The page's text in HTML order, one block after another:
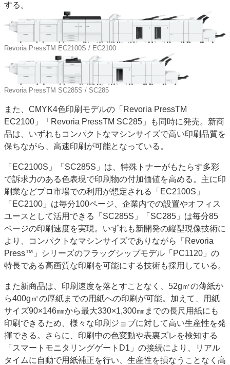
特集・デジタル印刷 ～ 新成長軌道を描く
案内
発刊案内
JFPI印刷用語集 印刷機材年鑑
運営
購読・購入申し込み
サイトポリシー
お問い合わせ
する。
Revoria PressTM EC2100S / EC2100
Revoria PressTM SC285S / SC285
また、CMYK4色印刷モデルの「Revoria PressTM
EC2100」「Revoria PressTM SC285」も同時に発売。新商
品は、いずれもコンパクトなマシンサイズで高い印刷品質を
保ちながら、高速印刷が可能となっている。
「EC2100S」「SC285S」は、特殊トナーがもたらす多彩
で訴求力のある色表現で印刷物の付加価値を高める。主に印
刷業などプロ市場での利用が想定される「EC2100S」
「EC2100」は毎分100ページ、企業内での設置やオフィス
ユースとして活用できる「SC285S」「SC285」は毎分85
ページの印刷速度を実現。いずれも新開発の縦型現像技術に
より、コンパクトなマシンサイズでありながら「Revoria
Press™」シリーズのフラッグシップモデル「PC1120」の
特長である高画質な印刷を可能にする技術も採用している。
また新商品は、印刷速度を落とすことなく、52g㎡の薄紙か
ら400g㎡の厚紙までの用紙への印刷が可能。加えて、用紙
サイズ90×146㎜から最大330×1,300㎜までの長尺用紙にも
印刷できるため、様々な印刷ジョブに対して高い生産性を発
揮できる。さらに、印刷中の色変動や表裏ズレを検知する
「スマートモニタリングゲートD1」の接続により、リアル
タイムに自動で用紙補正を行い、生産性を損なうことなく高